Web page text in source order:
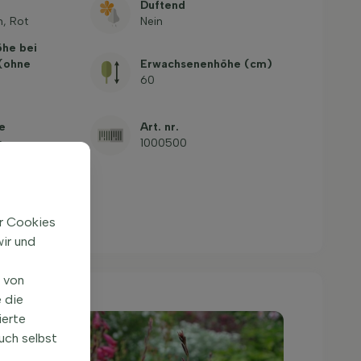
Rot
Duftend
Nein
bei
Erwachsenenhöhe (cm)
60
Art. nr.
1000500
Cookies
und
von
die
selbst